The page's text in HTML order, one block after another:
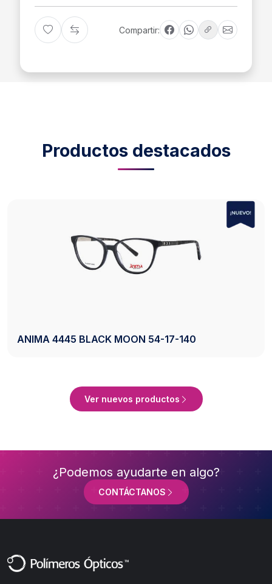
Compartir:
Productos destacados
AXESS 2742 BLACK 50-20-140
Ver nuevos productos
¿Podemos ayudarte en algo?
CONTÁCTANOS